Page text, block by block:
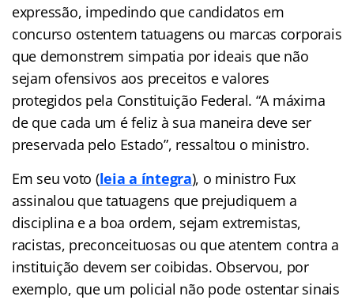
expressão, impedindo que candidatos em
concurso ostentem tatuagens ou marcas corporais
que demonstrem simpatia por ideais que não
sejam ofensivos aos preceitos e valores
protegidos pela Constituição Federal. “A máxima
de que cada um é feliz à sua maneira deve ser
preservada pelo Estado”, ressaltou o ministro.
Em seu voto (leia a íntegra), o ministro Fux
assinalou que tatuagens que prejudiquem a
disciplina e a boa ordem, sejam extremistas,
racistas, preconceituosas ou que atentem contra a
instituição devem ser coibidas. Observou, por
exemplo, que um policial não pode ostentar sinais